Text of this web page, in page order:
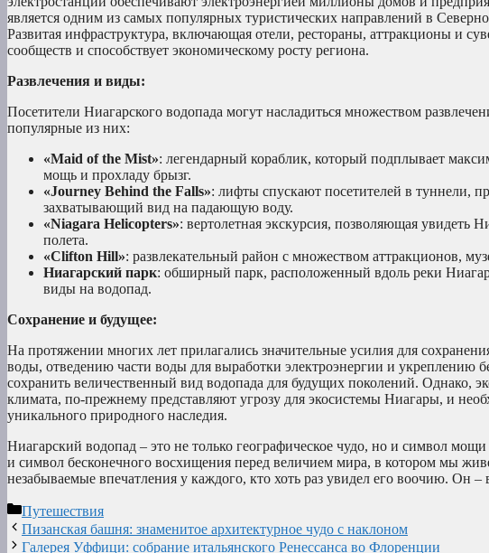
является одним из самых популярных туристических направлений в
Развитая инфраструктура, включающая отели, рестораны, аттракционы и
сообществ и способствует экономическому росту региона.
Развлечения и виды:
Посетители Ниагарского водопада могут насладиться множеством
популярные из них:
«Maid of the Mist»: легендарный кораблик, который подплывает
мощь и прохладу брызг.
«Journey Behind the Falls»: лифты спускают посетителей в туннели,
захватывающий вид на падающую воду.
«Niagara Helicopters»: вертолетная экскурсия, позволяющая
полета.
«Clifton Hill»: развлекательный район с множеством аттракционов,
Ниагарский парк: обширный парк, расположенный вдоль реки
виды на водопад.
Сохранение и будущее:
На протяжении многих лет прилагались значительные усилия для
воды, отведению части воды для выработки электроэнергии и укреплению
сохранить величественный вид водопада для будущих поколений. Однако,
климата, по-прежнему представляют угрозу для экосистемы Ниагары, и
уникального природного наследия.
Ниагарский водопад – это не только географическое чудо, но и символ
и символ бесконечного восхищения перед величием мира, в котором мы
незабываемые впечатления у каждого, кто хоть раз увидел его воочию. Он –
Рубрики
Путешествия
Пизанская башня: знаменитое архитектурное чудо с наклоном
Галерея Уффици: собрание итальянского Ренессанса во Флоренции